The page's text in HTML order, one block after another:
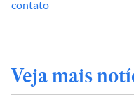
contato
Veja mais